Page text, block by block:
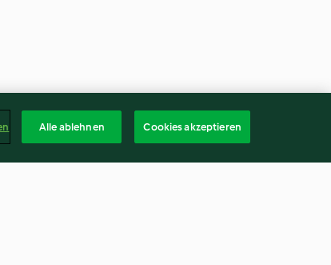
Alle ablehnen Cookies akzeptieren